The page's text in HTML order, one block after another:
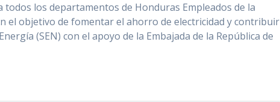
los departamentos de Honduras Empleados de la
el objetivo de fomentar el ahorro de electricidad y contribuir
(SEN) con el apoyo de la Embajada de la República de